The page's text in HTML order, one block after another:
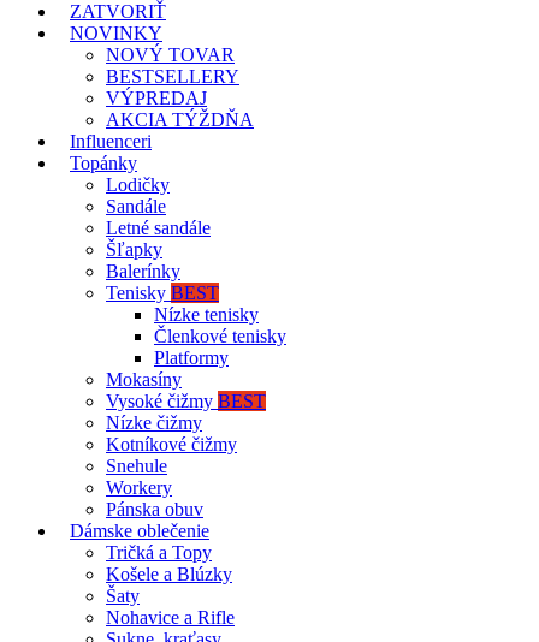
ZATVORIŤ
NOVINKY
NOVÝ TOVAR
BESTSELLERY
VÝPREDAJ
AKCIA TÝŽDŇA
Influenceri
Topánky
Lodičky
Sandále
Letné sandále
Šľapky
Balerínky
Tenisky BEST
Nízke tenisky
Členkové tenisky
Platformy
Mokasíny
Vysoké čižmy BEST
Nízke čižmy
Kotníkové čižmy
Snehule
Workery
Pánska obuv
Dámske oblečenie
Tričká a Topy
Košele a Blúzky
Šaty
Nohavice a Rifle